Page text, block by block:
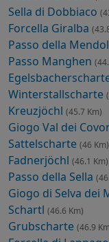
Sella di Dobbiaco
Forcella Giralba
Passo della
Passo Manghen
Winterstallscharte
Kreuzjöchl (45.7 Km)
Giogo Val dei
Sattelscharte (46 Km)
Fadnerjöchl (46.1 Km)
Passo della Sella
Giogo di Selva dei
Schartl (46.6 Km)
Grubscharte (46.9